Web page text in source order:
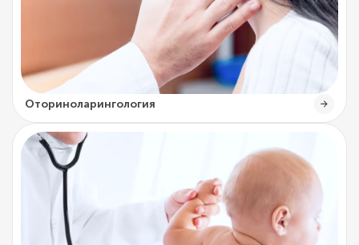
Оториноларингология